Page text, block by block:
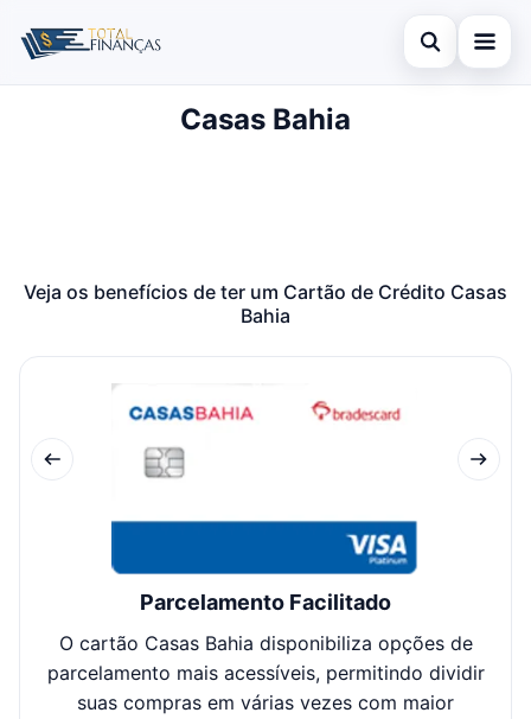
Abrir busca
Casas Bahia
Veja os benefícios de ter um Cartão de Crédito Casas
Bahia
Parcelamento Facilitado
O cartão Casas Bahia disponibiliza opções de
parcelamento mais acessíveis, permitindo dividir
suas compras em várias vezes com maior